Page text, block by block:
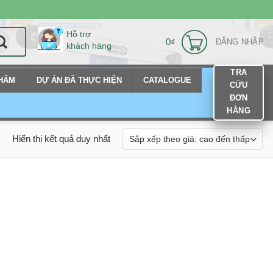
Hỗ trợ
khách hàng
0₫ ĐĂNG NHẬP
DỰ ÁN ĐÃ THỰC HIỆN CATALOGUE
TRA
CỨU
ĐƠN
HÀNG
Hiển thị kết quả duy nhất